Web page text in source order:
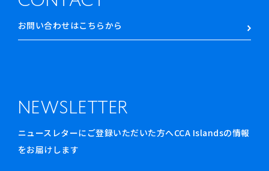
お問い合わせはこちらから
NEWSLETTER
ニュースレターにご登録いただいた方へCCA Islandsの情報
をお届けします